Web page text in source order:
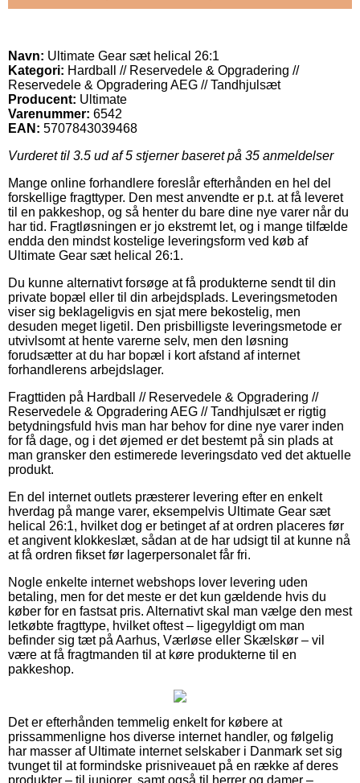
Navn: Ultimate Gear sæt helical 26:1
Kategori: Hardball // Reservedele & Opgradering //
Reservedele & Opgradering AEG // Tandhjulsæt
Producent: Ultimate
Varenummer: 6542
EAN: 5707843039468
Vurderet til 3.5 ud af 5 stjerner baseret på 35 anmeldelser
Mange online forhandlere foreslår efterhånden en hel del
forskellige fragttyper. Den mest anvendte er p.t. at få leveret
til en pakkeshop, og så henter du bare dine nye varer når du
har tid. Fragtløsningen er jo ekstremt let, og i mange tilfælde
endda den mindst kostelige leveringsform ved køb af
Ultimate Gear sæt helical 26:1.
Du kunne alternativt forsøge at få produkterne sendt til din
private bopæl eller til din arbejdsplads. Leveringsmetoden
viser sig beklageligvis en sjat mere bekostelig, men
desuden meget ligetil. Den prisbilligste leveringsmetode er
utvivlsomt at hente varerne selv, men den løsning
forudsætter at du har bopæl i kort afstand af internet
forhandlerens arbejdslager.
Fragttiden på Hardball // Reservedele & Opgradering //
Reservedele & Opgradering AEG // Tandhjulsæt er rigtig
betydningsfuld hvis man har behov for dine nye varer inden
for få dage, og i det øjemed er det bestemt på sin plads at
man gransker den estimerede leveringsdato ved det aktuelle
produkt.
En del internet outlets præsterer levering efter en enkelt
hverdag på mange varer, eksempelvis Ultimate Gear sæt
helical 26:1, hvilket dog er betinget af at ordren placeres før
et angivent klokkeslæt, sådan at de har udsigt til at kunne nå
at få ordren fikset før lagerpersonalet får fri.
Nogle enkelte internet webshops lover levering uden
betaling, men for det meste er det kun gældende hvis du
køber for en fastsat pris. Alternativt skal man vælge den mest
letkøbte fragttype, hvilket oftest – ligegyldigt om man
befinder sig tæt på Aarhus, Værløse eller Skælskør – vil
være at få fragtmanden til at køre produkterne til en
pakkeshop.
Det er efterhånden temmelig enkelt for købere at
prissammenligne hos diverse internet handler, og følgelig
har masser af Ultimate internet selskaber i Danmark set sig
tvunget til at formindske prisniveauet på en række af deres
produkter – til juniorer, samt også til herrer og damer –